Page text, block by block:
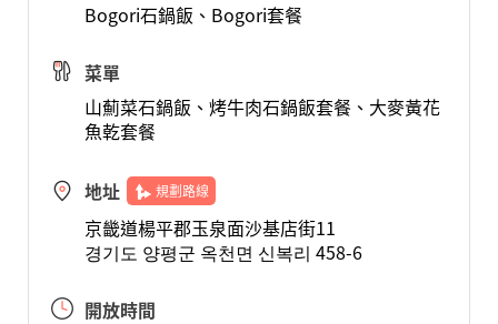
Bogori石鍋飯、Bogori套餐
菜單
山薊菜石鍋飯、烤牛肉石鍋飯套餐、大麥黃花
魚乾套餐
地址 規劃路線
京畿道楊平郡玉泉面沙基店街11
경기도 양평군 옥천면 신복리 458-6
開放時間